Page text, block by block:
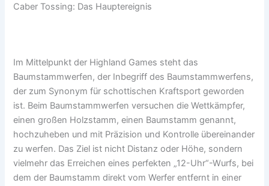
Caber Tossing: Das Hauptereignis
Im Mittelpunkt der Highland Games steht das
Baumstammwerfen, der Inbegriff des Baumstammwerfens,
der zum Synonym für schottischen Kraftsport geworden
ist. Beim Baumstammwerfen versuchen die Wettkämpfer,
einen großen Holzstamm, einen Baumstamm genannt,
hochzuheben und mit Präzision und Kontrolle übereinander
zu werfen. Das Ziel ist nicht Distanz oder Höhe, sondern
vielmehr das Erreichen eines perfekten „12-Uhr“-Wurfs, bei
dem der Baumstamm direkt vom Werfer entfernt in einer